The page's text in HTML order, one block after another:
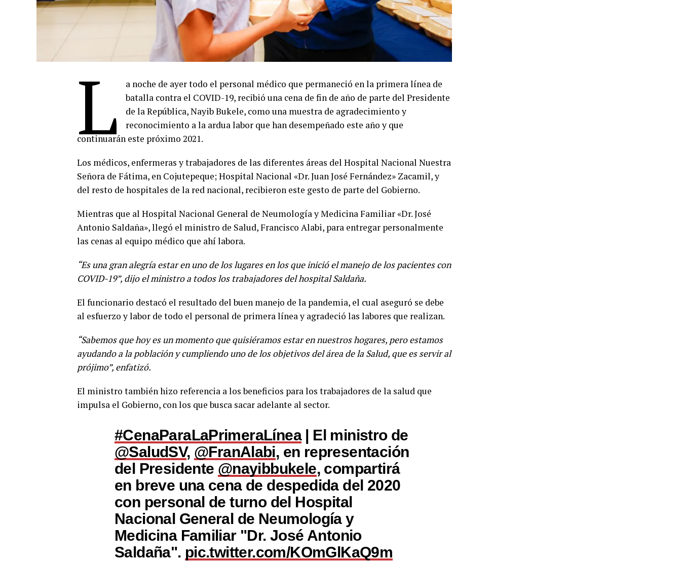
L
a noche de ayer todo el personal médico que permaneció en la primera línea de
batalla contra el COVID-19, recibió una cena de fin de año de parte del Presidente
de la República, Nayib Bukele, como una muestra de agradecimiento y
reconocimiento a la ardua labor que han desempeñado este año y que
continuarán este próximo 2021.
Los médicos, enfermeras y trabajadores de las diferentes áreas del Hospital Nacional Nuestra
Señora de Fátima, en Cojutepeque; Hospital Nacional «Dr. Juan José Fernández» Zacamil, y
del resto de hospitales de la red nacional, recibieron este gesto de parte del Gobierno.
Mientras que al Hospital Nacional General de Neumología y Medicina Familiar «Dr. José
Antonio Saldaña», llegó el ministro de Salud, Francisco Alabi, para entregar personalmente
las cenas al equipo médico que ahí labora.
“Es una gran alegría estar en uno de los lugares en los que inició el manejo de los pacientes con
COVID-19”, dijo el ministro a todos los trabajadores del hospital Saldaña.
El funcionario destacó el resultado del buen manejo de la pandemia, el cual aseguró se debe
al esfuerzo y labor de todo el personal de primera línea y agradeció las labores que realizan.
“Sabemos que hoy es un momento que quisiéramos estar en nuestros hogares, pero estamos
ayudando a la población y cumpliendo uno de los objetivos del área de la Salud, que es servir al
prójimo”, enfatizó.
El ministro también hizo referencia a los beneficios para los trabajadores de la salud que
impulsa el Gobierno, con los que busca sacar adelante al sector.
#CenaParaLaPrimeraLínea| El ministro de
@SaludSV, @FranAlabi, en representación
del Presidente @nayibbukele, compartirá
en breve una cena de despedida del 2020
con personal de turno del Hospital
Nacional General de Neumología y
Medicina Familiar "Dr. José Antonio
Saldaña". pic.twitter.com/KOmGlKaQ9m